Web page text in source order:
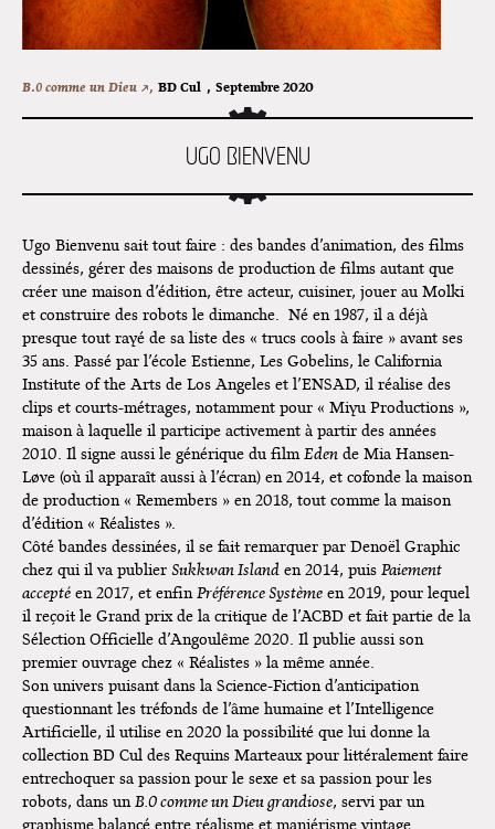
B.0 comme un Dieu ↗, BD Cul , Septembre 2020
UGO BIENVENU
Ugo Bienvenu sait tout faire : des bandes d’animation, des films
dessinés, gérer des maisons de production de films autant que
créer une maison d’édition, être acteur, cuisiner, jouer au Molki
et construire des robots le dimanche. Né en 1987, il a déjà
presque tout rayé de sa liste des « trucs cools à faire » avant ses
35 ans. Passé par l’école Estienne, Les Gobelins, le California
Institute of the Arts de Los Angeles et l’ENSAD, il réalise des
clips et courts-métrages, notamment pour « Miyu Productions »,
maison à laquelle il participe activement à partir des années
2010. Il signe aussi le générique du filmEden de Mia Hansen-
Løve (où il apparaît aussi à l’écran) en 2014, et cofonde la maison
de production « Remembers » en 2018, tout comme la maison
d’édition « Réalistes ».
Côté bandes dessinées, il se fait remarquer par Denoël Graphic
chez qui il va publier Sukkwan Island en 2014, puis Paiement
accepté en 2017, et enfinPréférence Système en 2019, pour lequel
il reçoit le Grand prix de la critique de l’ACBD et fait partie de la
Sélection Officielle d’Angoulême 2020. Il publie aussi son
premier ouvrage chez « Réalistes » la même année.
Son univers puisant dans la Science-Fiction d’anticipation
questionnant les tréfonds de l’âme humaine et l’Intelligence
Artificielle, il utilise en 2020 la possibilité que lui donne la
collection BD Cul des Requins Marteaux pour littéralement faire
entrechoquer sa passion pour le sexe et sa passion pour les
robots, dans unB.0 comme un Dieu grandiose, servi par un
graphisme balancé entre réalisme et maniérisme vintage.
Lancements de "Ras le bol" de
Cardon
Home" à Colomiers
Pich à Paris et Vincennes !
Dédicace de Gwénola Carrère à